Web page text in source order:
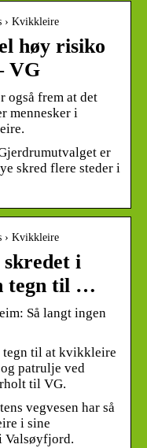
› Kvikkleire
høy risiko
VG
også frem at det
mennesker i
er
skred flere steder i
› Kvikkleire
skredet i
tegn til …
Så langt ingen
tegn til at kvikkleire
patrulje ved
til VG.
vegvesen har så
i sine
Valsøyfjord.